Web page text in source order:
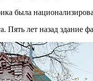
была
Пять лет назад здание